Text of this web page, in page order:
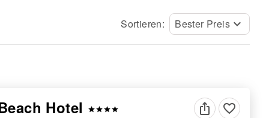
Sortieren: Bester Preis keyboard_arrow_down
Hotel starstarstarstar favorite_border